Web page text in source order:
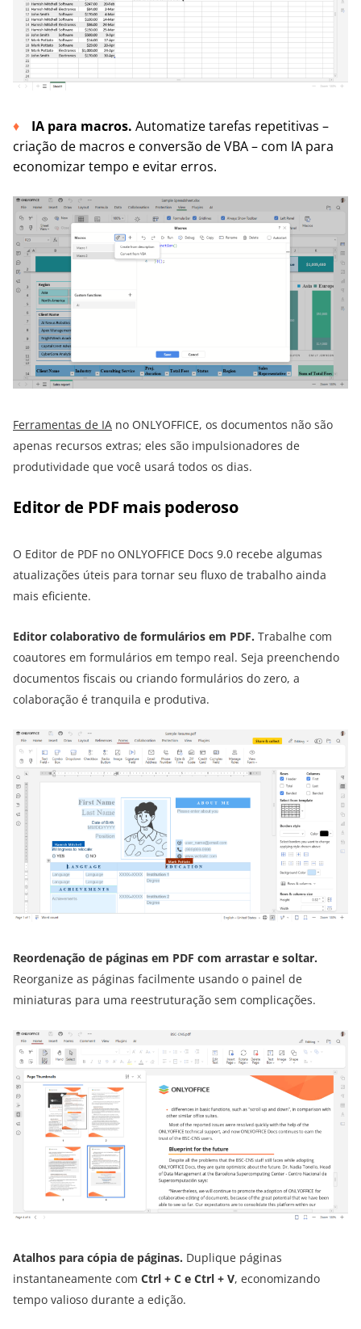
IA para macros. Automatize tarefas repetitivas –
criação de macros e conversão de VBA – com IA para
economizar tempo e evitar erros.
Ferramentas de IA no ONLYOFFICE, os documentos não são
apenas recursos extras; eles são impulsionadores de
produtividade que você usará todos os dias.
Editor de PDF mais poderoso
O Editor de PDF no ONLYOFFICE Docs 9.0 recebe algumas
atualizações úteis para tornar seu fluxo de trabalho ainda
mais eficiente.
Editor colaborativo de formulários em PDF. Trabalhe com
coautores em formulários em tempo real. Seja preenchendo
documentos fiscais ou criando formulários do zero, a
colaboração é tranquila e produtiva.
Reordenação de páginas em PDF com arrastar e soltar.
Reorganize as páginas facilmente usando o painel de
miniaturas para uma reestruturação sem complicações.
Atalhos para cópia de páginas. Duplique páginas
instantaneamente com Ctrl + C e Ctrl + V, economizando
tempo valioso durante a edição.